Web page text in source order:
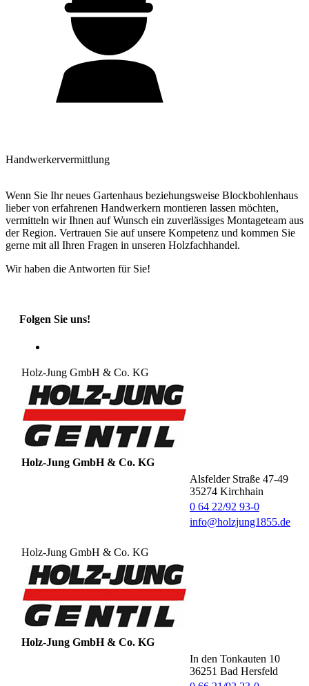
Handwerkervermittlung
Wenn Sie Ihr neues Gartenhaus beziehungsweise Blockbohlenhaus
lieber von erfahrenen Handwerkern montieren lassen möchten,
vermitteln wir Ihnen auf Wunsch ein zuverlässiges Montageteam aus
der Region. Vertrauen Sie auf unsere Kompetenz und kommen Sie
gerne mit all Ihren Fragen in unseren Holzfachhandel.
Wir haben die Antworten für Sie!
Folgen Sie uns!
Holz-Jung GmbH & Co. KG
Holz-Jung GmbH & Co. KG
Alsfelder Straße 47-49
35274 Kirchhain
0 64 22/92 93-0
info@holzjung1855.de
Holz-Jung GmbH & Co. KG
Holz-Jung GmbH & Co. KG
In den Tonkauten 10
36251 Bad Hersfeld